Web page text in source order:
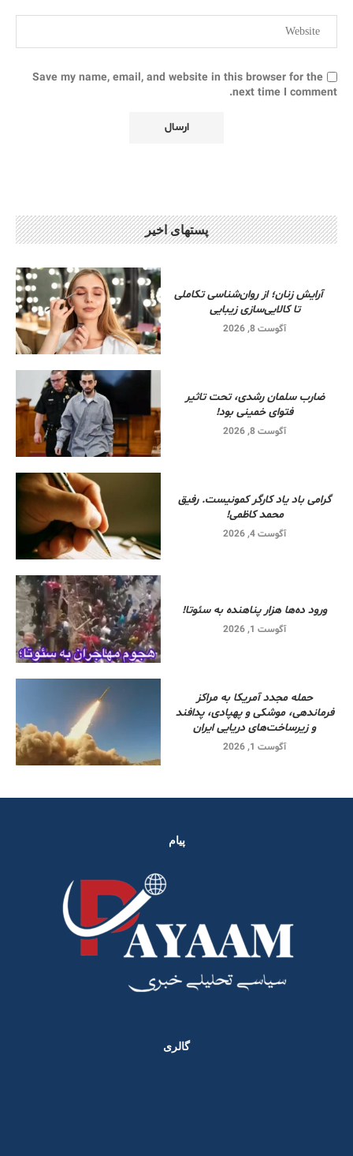
Save my name, email, and website in this browser for the
next time I comment.
پستهای اخیر
آرایش زنان؛ از روان‌شناسی تکاملی
تا کالایی‌سازی زیبایی
آگوست 8, 2026
ضارب سلمان رشدی، تحت تاثیر
فتوای خمینی بود!
آگوست 8, 2026
گرامی باد یاد کارگر کمونیست. رفیق
محمد کاظمی!
آگوست 4, 2026
ورود ده‌ها هزار پناهنده به سئوتا!
آگوست 1, 2026
حمله مجدد آمریکا به مراکز
فرماندهی، موشکی و پهپادی، پدافند
و زیرساخت‌های دریایی ایران
آگوست 1, 2026
پیام
گالری